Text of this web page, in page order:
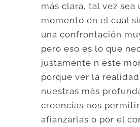
más clara, tal vez sea
momento en el cual
una confrontación
pero eso es lo que
justamente n este
porque ver la
nuestras más
creencias nos
afianzarlas o por el